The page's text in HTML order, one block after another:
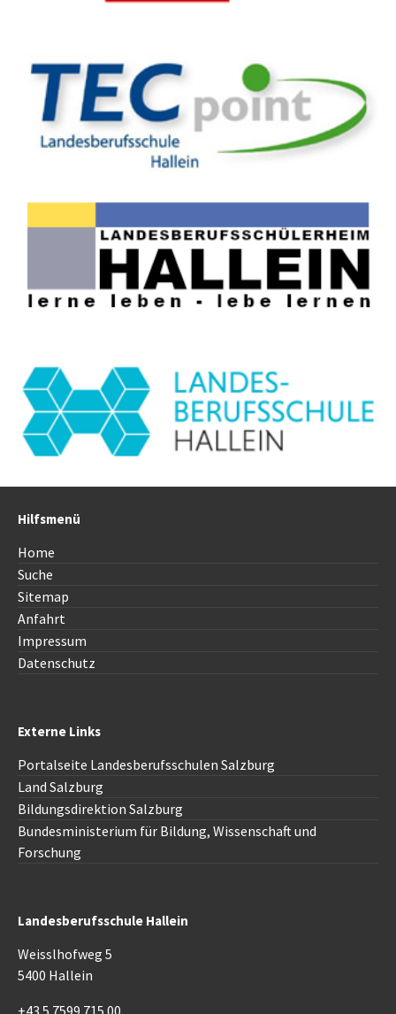
Hilfsmenü
Home
Suche
Sitemap
Anfahrt
Impressum
Datenschutz
Externe Links
Portalseite Landesberufsschulen Salzburg
Land Salzburg
Bildungsdirektion Salzburg
Bundesministerium für Bildung, Wissenschaft und
Forschung
Landesberufsschule Hallein
Weisslhofweg 5
5400 Hallein